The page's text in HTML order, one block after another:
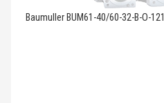
Baumuller BUM61-40/60-32-B-O-121